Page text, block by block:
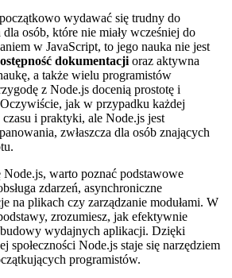
wydawać się trudny do
dla osób, które nie miały wcześniej do
w JavaScript, to jego nauka nie jest
dokumentacji oraz aktywna
a także wielu programistów
z Node.js docenią prostotę i
jak w przypadku każdej
i praktyki, ale Node.js jest
zwłaszcza dla osób znających
warto poznać podstawowe
zdarzeń, asynchroniczne
na plikach czy zarządzanie modułami. W
zrozumiesz, jak efektywnie
wydajnych aplikacji. Dzięki
społeczności Node.js staje się narzędziem
programistów.